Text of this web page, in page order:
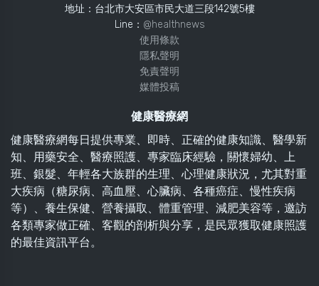
地址：台北市大安區市民大道三段142號5樓
Line： @healthnews
使用條款
隱私聲明
免責聲明
媒體投稿
健康醫療網
健康醫療網每日提供專業、即時、正確的健康知識、醫學新
知、用藥安全、醫療照護、專家臨床經驗，關懷婦幼、上
班、銀髮、年輕各大族群的生理、心理健康狀況，尤其對重
大疾病（糖尿病、高血壓、心臟病、各種癌症、慢性疾病
等）、養生保健、營養攝取、體重管理、減肥美容等，邀訪
各類專家做正確、客觀的剖析與分享，是民眾獲取健康照護
的最佳資訊平台。